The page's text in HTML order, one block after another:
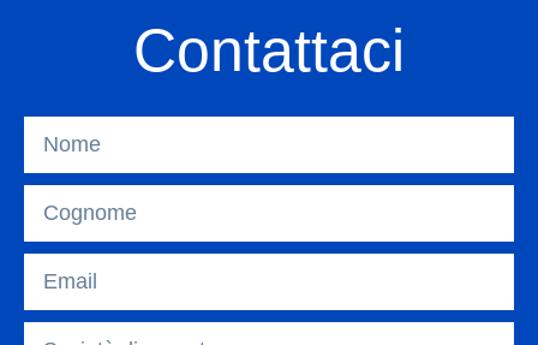
Contattaci